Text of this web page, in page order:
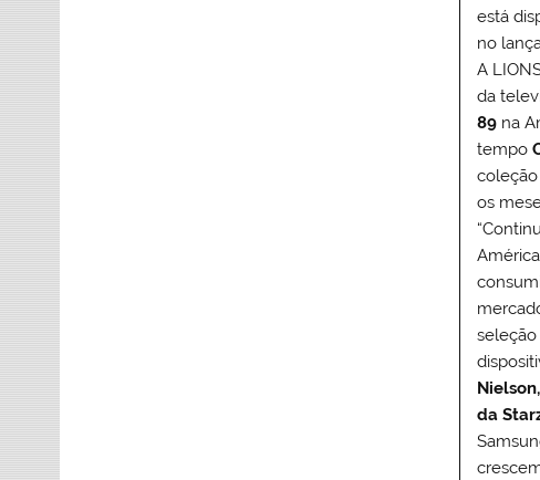
está
no
A
da
89na
tempo
os
da